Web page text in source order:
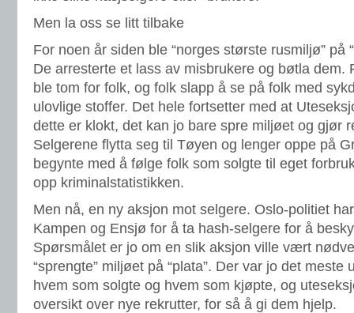
Men la oss se litt tilbake
For noen år siden ble “norges største rusmiljø” på
De arresterte et lass av misbrukere og bøtla dem.
ble tom for folk, og folk slapp å se på folk med
ulovlige stoffer. Det hele fortsetter med at
dette er klokt, det kan jo bare spre miljøet og gjør
Selgerene flytta seg til Tøyen og lenger oppe på
begynte med å følge folk som solgte til eget
opp kriminalstatistikken.
Men nå, en ny aksjon mot selgere. Oslo-politiet
Kampen og Ensjø for å ta hash-selgere for å
Spørsmålet er jo om en slik aksjon ville vært
“sprengte” miljøet på “plata”. Der var jo det meste
hvem som solgte og hvem som kjøpte, og
oversikt over nye rekrutter, for så å gi dem hjelp.